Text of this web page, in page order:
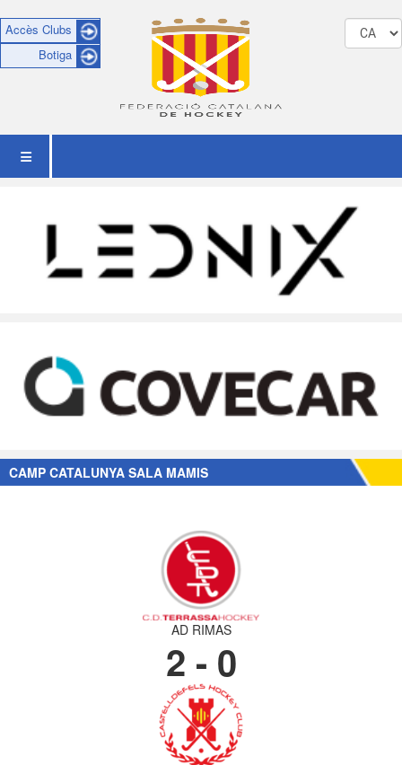
Accès Clubs
Botiga
CAMP CATALUNYA SALA MAMIS
AD RIMAS
2 - 0